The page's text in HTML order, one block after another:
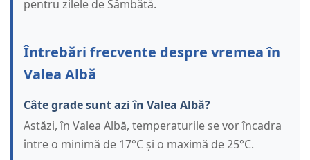
pentru zilele de Sâmbătă.
Întrebări frecvente despre vremea în
Valea Albă
Câte grade sunt azi în Valea Albă?
Astăzi, în Valea Albă, temperaturile se vor încadra
între o minimă de 17°C și o maximă de 25°C.